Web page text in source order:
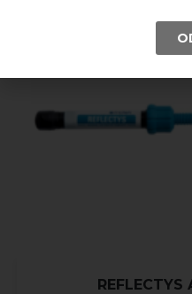
REFLECTYS